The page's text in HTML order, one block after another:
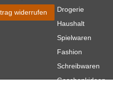
widerrufen
Drogerie
Haushalt
Spielwaren
Fashion
Schreibwaren
Geschenkideen